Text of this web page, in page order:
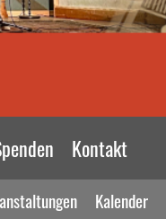
Kontakt
Kalender